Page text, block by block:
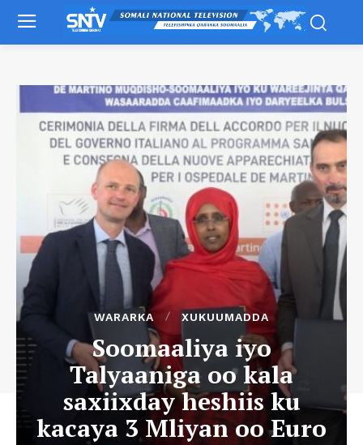
WARARKA XUKUUMADDA
Soomaaliya iyo
Talyaaniga oo kala
saxiixday heshiis ku
kacaya 3 Mliyan oo Euro